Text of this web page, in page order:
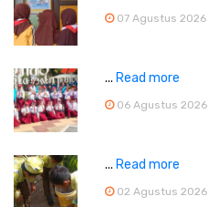
07 Agustus 2026
... Read more
06 Agustus 2026
... Read more
02 Agustus 2026